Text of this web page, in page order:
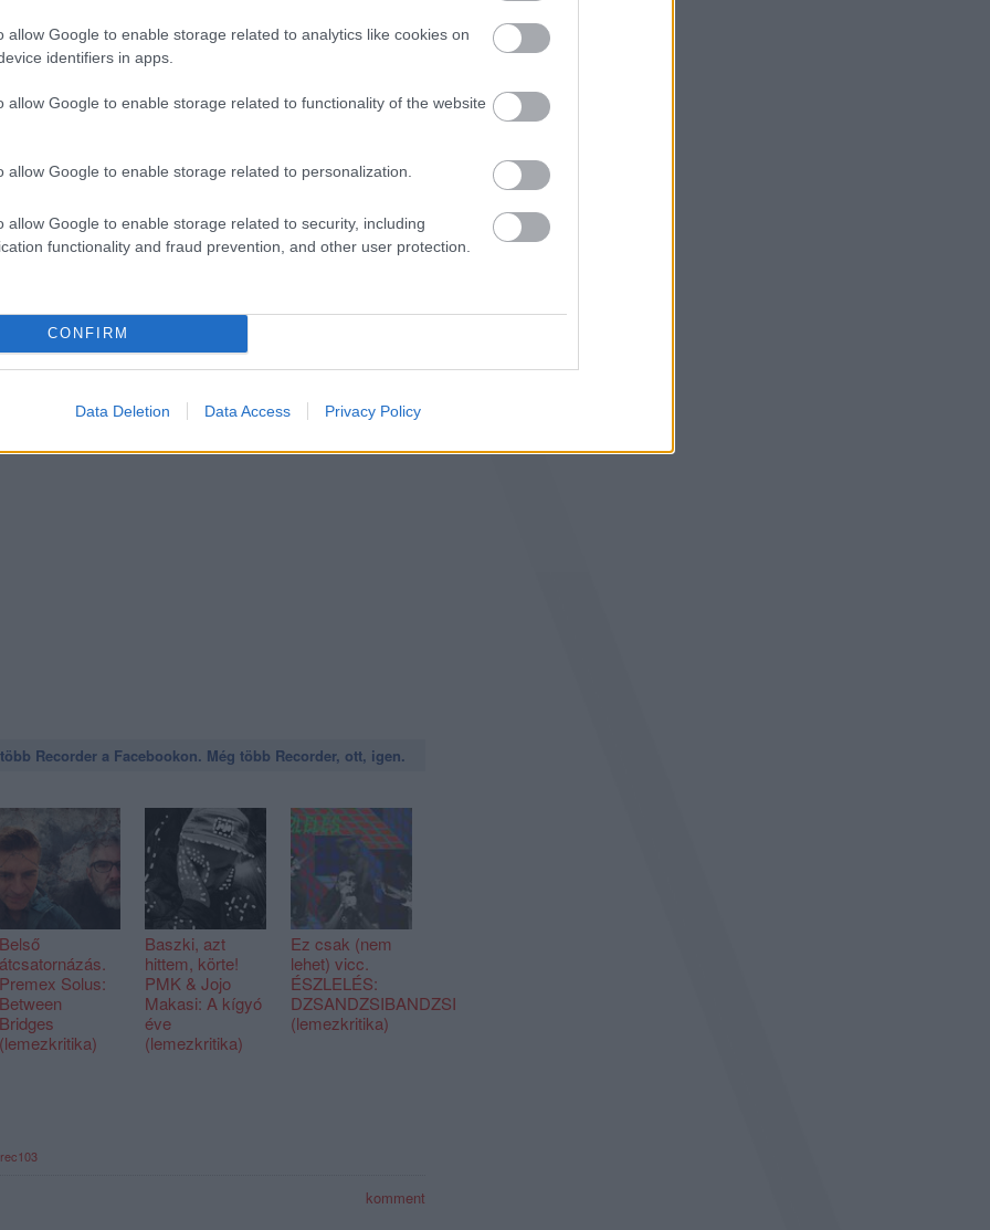
allow Google to enable storage related to analytics like cookies on
identifiers in apps.
allow Google to enable storage related to functionality of the website
allow Google to enable storage related to personalization.
allow Google to enable storage related to security, including
functionality and fraud prevention, and other user protection.
CONFIRM
Data Deletion Data Access Privacy Policy
Kulcsdal:
Burfict!
Recorder a Facebookon. Még több Recorder, ott, igen.
Belső
átcsatornázás.
Premex Solus:
Between
Bridges
(lemezkritika)
Baszki, azt
hittem, körte!
PMK & Jojo
Makasi: A kígyó
éve
(lemezkritika)
Ez csak (nem
lehet) vicc.
ÉSZLELÉS:
DZSANDZSIBANDZSI
(lemezkritika)
rec103
komment